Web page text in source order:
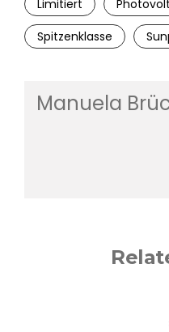
Limitiert
Spitzenklasse
Manuela